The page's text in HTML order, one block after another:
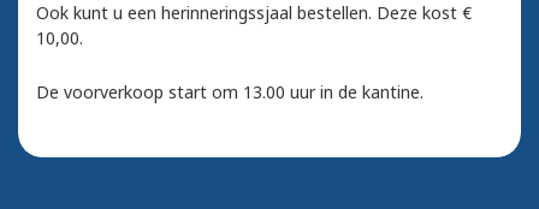
Ook kunt u een herinneringssjaal bestellen. Deze kost €
10,00.
De voorverkoop start om 13.00 uur in de kantine.